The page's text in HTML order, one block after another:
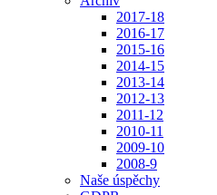
2017-18
2016-17
2015-16
2014-15
2013-14
2012-13
2011-12
2010-11
2009-10
2008-9
Naše úspěchy